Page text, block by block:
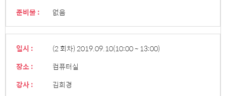
준비물 :
없음
일시 : (2 회차) 2019.09.10(10:00 ~ 13:00)
장소 :
컴퓨터실
강사 :
김희경